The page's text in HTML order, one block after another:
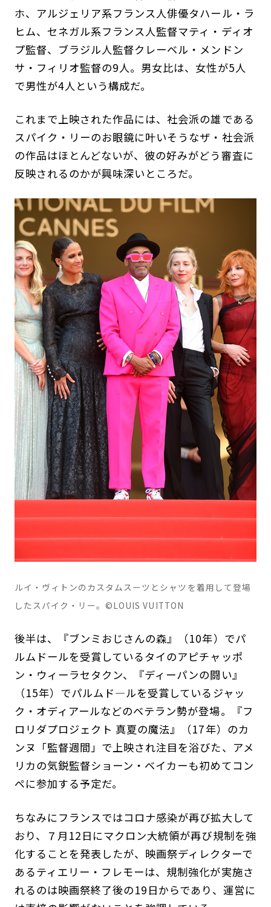
ホ、アルジェリア系フランス人俳優タハール・ラ
ヒム、セネガル系フランス人監督マティ・ディオ
プ監督、ブラジル人監督クレーベル・メンドン
サ・フィリオ監督の9人。男女比は、女性が5人
で男性が4人という構成だ。
これまで上映された作品には、社会派の雄である
スパイク・リーのお眼鏡に叶いそうなザ・社会派
の作品はほとんどないが、彼の好みがどう審査に
反映されるのかが興味深いところだ。
ルイ・ヴィトンのカスタムスーツとシャツを着用して登場
したスパイク・リー。©LOUIS VUITTON
後半は、『ブンミおじさんの森』（10年）でパ
ルムドールを受賞しているタイのアピチャッポ
ン・ウィーラセタクン、『ディーパンの闘い』
（15年）でパルムド―ルを受賞しているジャッ
ク・オディアールなどのベテラン勢が登場。『フ
ロリダプロジェクト 真夏の魔法』（17年）のカ
ンヌ「監督週間」で上映され注目を浴びた、アメ
リカの気鋭監督ショーン・ベイカーも初めてコン
ペに参加する予定だ。
ちなみにフランスではコロナ感染が再び拡大して
おり、７月12日にマクロン大統領が再び規制を強
化することを発表したが、映画祭ディレクターで
あるティエリー・フレモーは、規制強化が実施さ
れるのは映画祭終了後の19日からであり、運営に